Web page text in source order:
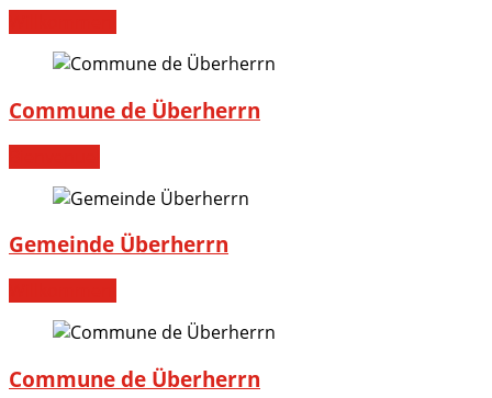
Commune de Überherrn
Gemeinde Überherrn
Commune de Überherrn